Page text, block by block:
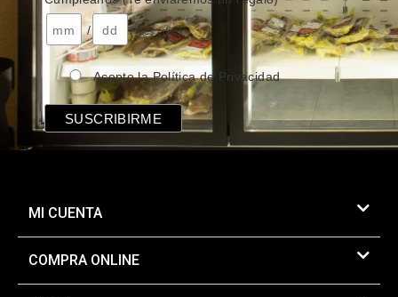
/ ( mes / día )
Acepto la Política de Privacidad
MI CUENTA
COMPRA ONLINE